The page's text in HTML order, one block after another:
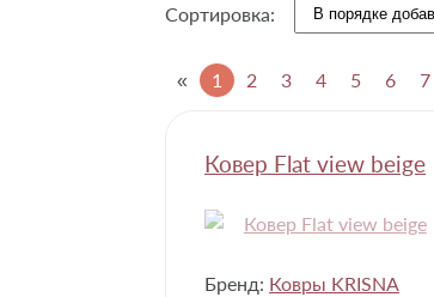
Сортировка:
« 1 2 3 4 5 6 7
Ковер Flat view beige
Бренд: Ковры KRISNA